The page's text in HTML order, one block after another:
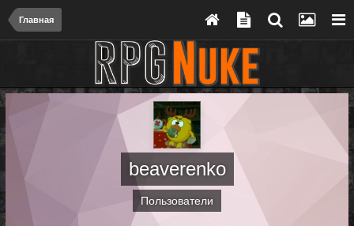
Главная
beaverenko
Пользователи